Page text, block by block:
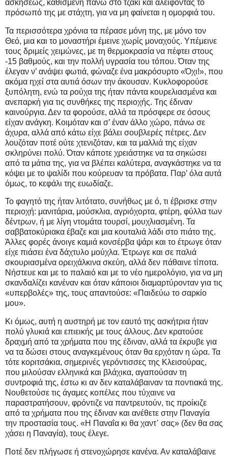
ασκήσεως, καθισμένη πάνω στο τζάκι και αλείφοντας το
πρόσωπό της με στάχτη, για να μη φαίνεται η ομορφιά του.
Τα περισσότερα χρόνια τα πέρασε μόνη της, με μόνο τον
Θεό, μια και το μοναστήρι έμεινε χωρίς μοναχούς. Υπέμεινε
τους δριμείς χειμώνες, με τη θερμοκρασία να πέφτει στους
-15 βαθμούς, και την πολλή υγρασία του τόπου. Όταν της
έλεγαν ν’ ανάψει φωτιά, φώναζε ένα μακρόσυρτο «Όχι!», που
ακόμα ηχεί στα αυτιά όσων την άκουσαν. Κυκλοφορούσε
ξυπόλητη, ενώ τα ρούχα της ήταν πάντα κουρελιασμένα και
ανεπαρκή για τις συνθήκες της περιοχής. Της έδιναν
καινούργια. Δεν τα φορούσε, αλλά τα πρόσφερε σε όσους
είχαν ανάγκη. Κοιμόταν και σ’ έναν άλλο χώρο, πάνω σε
άχυρα, αλλά από κάτω είχε βάλει σουβλερές πέτρες. Δεν
λουζόταν ποτέ ούτε χτενιζόταν, και τα μαλλιά της είχαν
σκληρύνει πολύ. Όταν κάποτε χρειάστηκε να τα σηκώσει
από τα μάτια της, για να βλέπει καλύτερα, αναγκάστηκε να τα
κόψει με το ψαλίδι που κούρευαν τα πρόβατα. Παρ’ όλα αυτά
όμως, το κεφάλι της ευωδίαζε.
Το φαγητό της ήταν λιτότατο, συνήθως με ό, τι έβρισκε στην
περιοχή: μανιτάρια, μούσκλια, αγριόχορτα, φτέρη, φύλλα των
δέντρων, ή με λίγη ντομάτα τουρσί, μουχλιασμένη. Τα
σαββατοκύριακα έβαζε και μια κουταλιά λάδι στο πιάτο της.
Άλλες φορές άνοιγε καμιά κονσέρβα ψάρι και το έτρωγε όταν
είχε πιάσει ένα δάχτυλο μούχλα. Έτρωγε και σε παλιά
σκουριασμένα ορειχάλκινα σκεύη, αλλά δεν πάθαινε τίποτα.
Νήστευε και με το παλαιό και με το νέο ημερολόγιο, για να μη
σκανδαλίζει κανέναν και όταν κάποιοι διαμαρτύρονταν για τις
«υπερβολές» της, τους απαντούσε: «Παιδεύω το σαρκίο
μου».
Κι όμως, αυτή η αυστηρή με τον εαυτό της ασκήτρια ήταν
πολύ γλυκιά και επιεικής με τους άλλους. Δεν κρατούσε
δραχμή από τα χρήματα που της έδιναν, αλλά τα έκρυβε για
να τα δώσει στους αναγκεμένους όταν θα ερχόταν η ώρα. Τα
τότε κοριτσάκια, σημερινές γερόντισσες της Κλεισούρας,
που μιλούσαν ελληνικά και βλάχικα, αγαπούσαν τη
συντροφιά της, έστω κι αν δεν καταλάβαιναν τα ποντιακά της.
Νουθετούσε τις άγαμες κοπέλες που τύχαινε να
παραστρατήσουν, φρόντιζε να παντρευτούν, τις προίκιζε
από τα χρήματα που της έδιναν και ανέθετε στην Παναγία
την προστασία τους. «Η Παναΐα κι θα χαντ᾿ σας» (δεν θα σας
χάσει η Παναγία), τους έλεγε.
Ποτέ δεν πλήγωσε ή στενοχώρησε κανένα. Αν καταλάβαινε